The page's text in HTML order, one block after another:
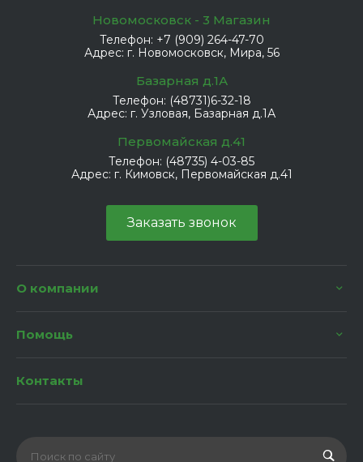
Новомосковск - 3 Магазин
Телефон: +7 (909) 264-47-70
Адрес: г. Новомосковск, Мира, 56
Базарная д.1А
Телефон: (48731)6-32-18
Адрес: г. Узловая, Базарная д.1А
Первомайская д.41
Телефон: (48735) 4-03-85
Адрес: г. Кимовск, Первомайская д.41
Заказать звонок
О компании
Помощь
Контакты